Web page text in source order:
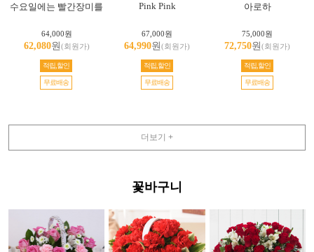
수요일에는 빨간장미를
64,000원
62,080원(회원가)
적립,할인
무료배송
Pink Pink
67,000원
64,990원(회원가)
적립,할인
무료배송
아로하
75,000원
72,750원(회원가)
적립,할인
무료배송
더보기 +
꽃바구니